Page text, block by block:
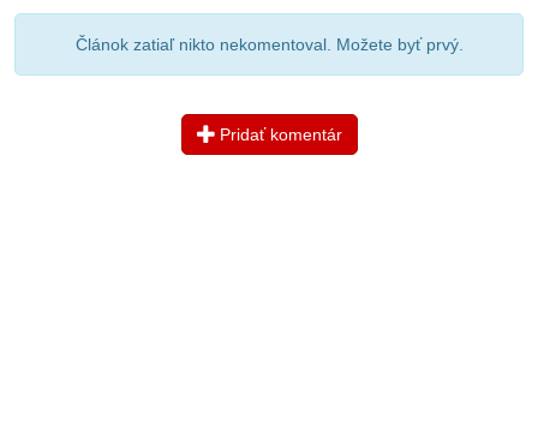
Článok zatiaľ nikto nekomentoval. Možete byť prvý.
Pridať komentár